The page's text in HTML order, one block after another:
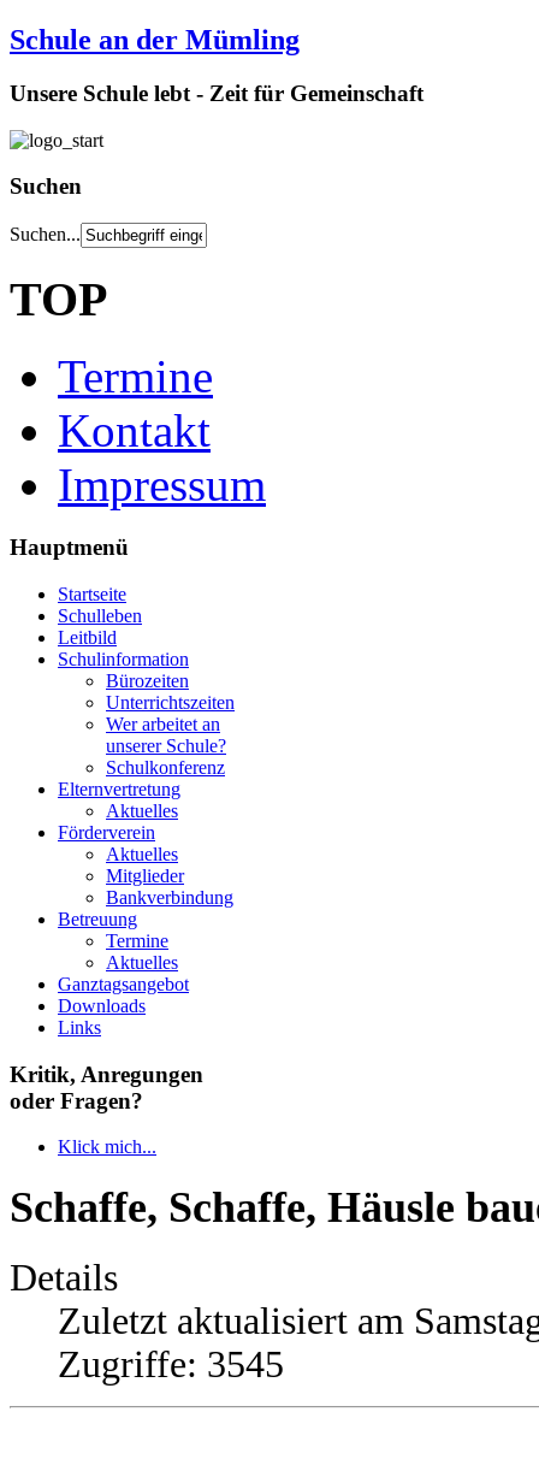
Schule an der Mümling
Unsere Schule lebt - Zeit für Gemeinschaft
Suchen
Suchen...
TOP
Termine
Kontakt
Impressum
Hauptmenü
Startseite
Schulleben
Leitbild
Schulinformation
Bürozeiten
Unterrichtszeiten
Wer arbeitet an
unserer Schule?
Schulkonferenz
Elternvertretung
Aktuelles
Förderverein
Aktuelles
Mitglieder
Bankverbindung
Betreuung
Termine
Aktuelles
Ganztagsangebot
Downloads
Links
Kritik, Anregungen
oder Fragen?
Klick mich...
Schaffe, Schaffe, Häusle
Details
Zuletzt aktualisiert am
Zugriffe: 3545